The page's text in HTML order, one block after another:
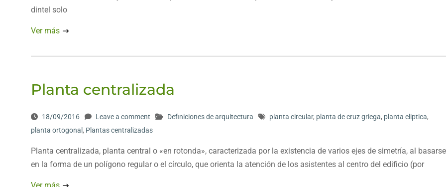
dintel solo
Ver más
Planta centralizada
18/09/2016 Leave a comment Definiciones de arquitectura planta circular, planta de cruz griega, planta eliptica,
planta ortogonal , Plantas centralizadas
Planta centralizada, planta central o «en rotonda», caracterizada por la existencia de varios ejes de simetría, al basarse
en la forma de un polígono regular o el círculo, que orienta la atención de los asistentes al centro del edificio (por